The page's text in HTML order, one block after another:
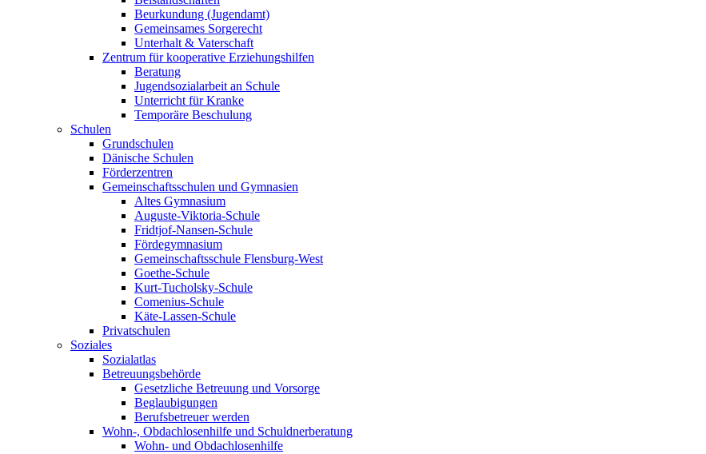
Beurkundung (Jugendamt)
Gemeinsames Sorgerecht
Unterhalt & Vaterschaft
Zentrum für kooperative Erziehungshilfen
Beratung
Jugendsozialarbeit an Schule
Unterricht für Kranke
Temporäre Beschulung
Schulen
Grundschulen
Dänische Schulen
Förderzentren
Gemeinschaftsschulen und Gymnasien
Altes Gymnasium
Auguste-Viktoria-Schule
Fridtjof-Nansen-Schule
Fördegymnasium
Gemeinschaftsschule Flensburg-West
Goethe-Schule
Kurt-Tucholsky-Schule
Comenius-Schule
Käte-Lassen-Schule
Privatschulen
Soziales
Sozialatlas
Betreuungsbehörde
Gesetzliche Betreuung und Vorsorge
Beglaubigungen
Berufsbetreuer werden
Wohn-, Obdachlosenhilfe und Schuldnerberatung
Wohn- und Obdachlosenhilfe